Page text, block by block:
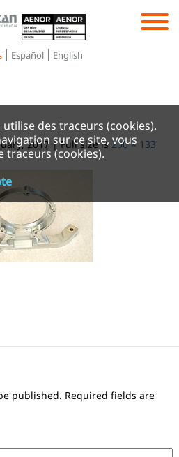
Español English
2017 |Full size is 200 × 133
published. Required fields are
des traceurs (cookies).
sur ce site, vous
traceurs (cookies).